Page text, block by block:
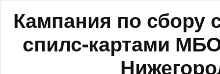
Кампания по сбору
спилс-картами